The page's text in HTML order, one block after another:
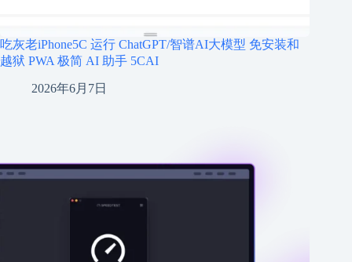
吃灰老iPhone5C 运行 ChatGPT/智谱AI大模型 免安装和
越狱 PWA 极简 AI 助手 5CAI
2026年6月7日